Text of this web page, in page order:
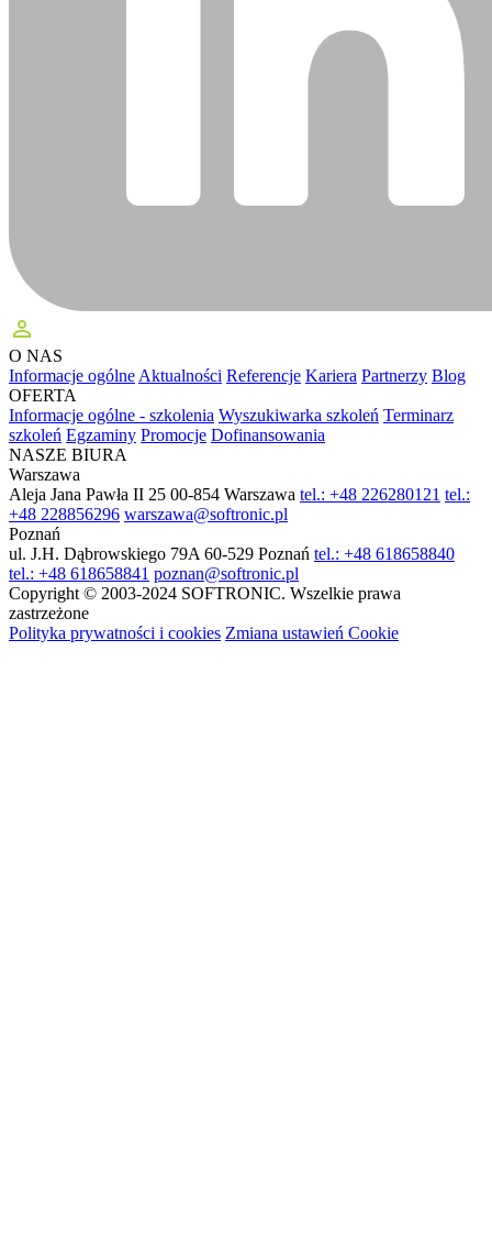
perm_identity
O NAS
Informacje ogólne Aktualności Referencje Kariera Partnerzy Blog
OFERTA
Informacje ogólne - szkolenia Wyszukiwarka szkoleń Terminarz
szkoleń Egzaminy Promocje Dofinansowania
NASZE BIURA
Warszawa
Aleja Jana Pawła II 25 00-854 Warszawa tel.: +48 226280121 tel.:
+48 228856296 warszawa@softronic.pl
Poznań
ul. J.H. Dąbrowskiego 79A 60-529 Poznań tel.: +48 618658840
tel.: +48 618658841 poznan@softronic.pl
Copyright © 2003-2024 SOFTRONIC. Wszelkie prawa
zastrzeżone
Polityka prywatności i cookies Zmiana ustawień Cookie